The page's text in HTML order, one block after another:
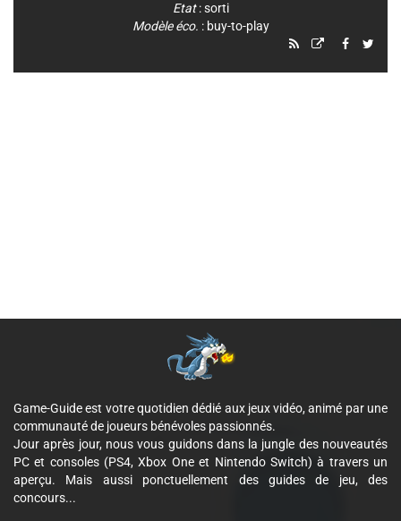
Etat: sorti
Modèle éco. : buy-to-play
Game-Guide est votre quotidien dédié aux jeux vidéo, animé par une
communauté de joueurs bénévoles passionnés.
Jour après jour, nous vous guidons dans la jungle des nouveautés
PC et consoles (PS4, Xbox One et Nintendo Switch) à travers un
aperçu. Mais aussi ponctuellement des guides de jeu, des
concours...